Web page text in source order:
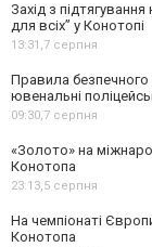
Захід з
для всіх” у Конотопі
13:31,7 серпня
Правила безпечного
ювенальні
09:30,7 серпня
«Золото» на
Конотопа
23:13,5 серпня
На чемпіонаті
Конотопа